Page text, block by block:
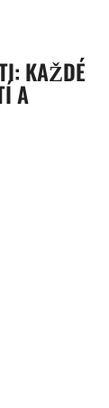
KAŽDÉ
A